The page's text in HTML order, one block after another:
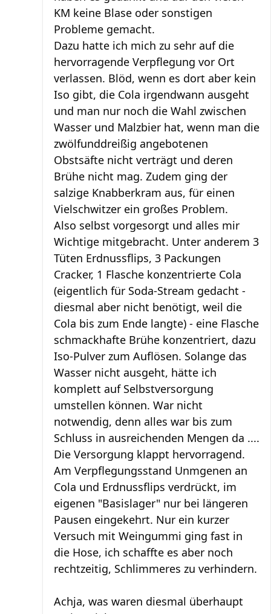
KM keine Blase oder sonstigen
Probleme gemacht.
Dazu hatte ich mich zu sehr auf die
hervorragende Verpflegung vor Ort
verlassen. Blöd, wenn es dort aber kein
Iso gibt, die Cola irgendwann ausgeht
und man nur noch die Wahl zwischen
Wasser und Malzbier hat, wenn man die
zwölfunddreißig angebotenen
Obstsäfte nicht verträgt und deren
Brühe nicht mag. Zudem ging der
salzige Knabberkram aus, für einen
Vielschwitzer ein großes Problem.
Also selbst vorgesorgt und alles mir
Wichtige mitgebracht. Unter anderem 3
Tüten Erdnussflips, 3 Packungen
Cracker, 1 Flasche konzentrierte Cola
(eigentlich für Soda-Stream gedacht -
diesmal aber nicht benötigt, weil die
Cola bis zum Ende langte) - eine Flasche
schmackhafte Brühe konzentriert, dazu
Iso-Pulver zum Auflösen. Solange das
Wasser nicht ausgeht, hätte ich
komplett auf Selbstversorgung
umstellen können. War nicht
notwendig, denn alles war bis zum
Schluss in ausreichenden Mengen da ....
Die Versorgung klappt hervorragend.
Am Verpflegungsstand Unmgenen an
Cola und Erdnussflips verdrückt, im
eigenen "Basislager" nur bei längeren
Pausen eingekehrt. Nur ein kurzer
Versuch mit Weingummi ging fast in
die Hose, ich schaffte es aber noch
rechtzeitig, Schlimmeres zu verhindern.
Achja, was waren diesmal überhaupt